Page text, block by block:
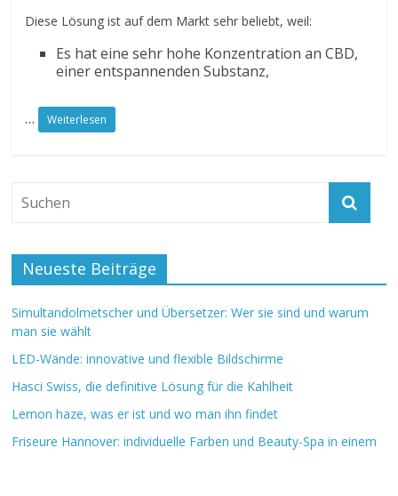
Diese Lösung ist auf dem Markt sehr beliebt, weil:
Es hat eine sehr hohe Konzentration an CBD,
einer entspannenden Substanz,
… Weiterlesen
Neueste Beiträge
Simultandolmetscher und Übersetzer: Wer sie sind und warum
man sie wählt
LED-Wände: innovative und flexible Bildschirme
Hasci Swiss, die definitive Lösung für die Kahlheit
Lemon haze, was er ist und wo man ihn findet
Friseure Hannover: individuelle Farben und Beauty-Spa in einem